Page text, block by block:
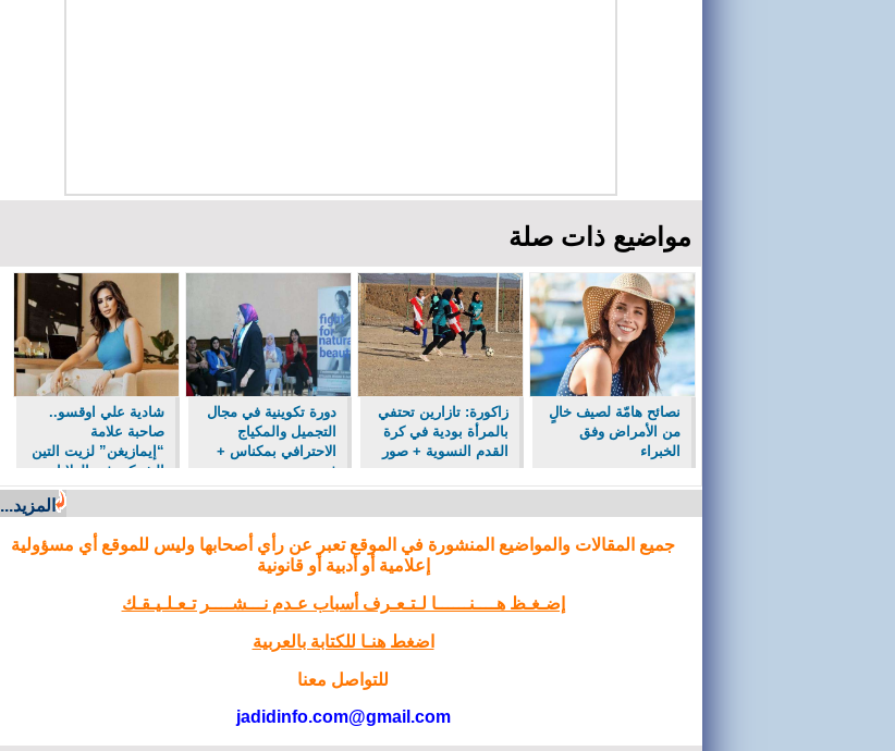
مواضيع ذات صلة
نصائح هامّة لصيف خالٍ
من الأمراض وفق
الخبراء
زاكورة: تازارين تحتفي
بالمرأة بودية في كرة
القدم النسوية + صور
دورة تكوينية في مجال
التجميل والمكياج
الاحترافي بمكناس +
فيديو و صور
شادية علي اوقسو..
صاحبة علامة
“إيمازيغن” لزيت التين
الشوكي في الولايات
المتحدة
المزيد...
جميع المقالات والمواضيع المنشورة في الموقع تعبر عن رأي أصحابها وليس للموقع أي مسؤولية
إعلامية أو أدبية أو قانونية
إضـغـظ هــــنــــــا لـتـعـرف أسباب عـدم نـــشــــر تـعـلـيـقـك
اضغط هنـا للكتابة بالعربية
للتواصل معنا
jadidinfo.com@gmail.com